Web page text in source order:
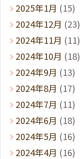
2025年1月 (15)
2024年12月 (23)
2024年11月 (11)
2024年10月 (18)
2024年9月 (13)
2024年8月 (17)
2024年7月 (11)
2024年6月 (18)
2024年5月 (16)
2024年4月 (16)